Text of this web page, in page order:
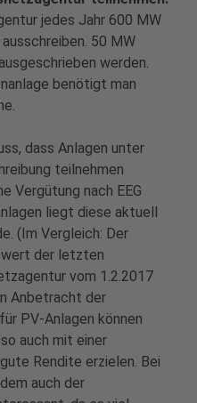
jedes Jahr 600 MW
50 MW
werden.
benötigt man
dass Anlagen unter
teilnehmen
Vergütung nach EEG
liegt diese aktuell
(Im Vergleich: Der
der letzten
vom 1.2.2017
Anbetracht der
PV-Anlagen können
auch mit einer
Rendite erzielen. Bei
auch der